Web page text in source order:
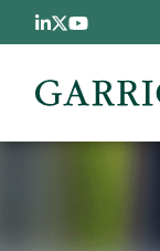
Pasar al